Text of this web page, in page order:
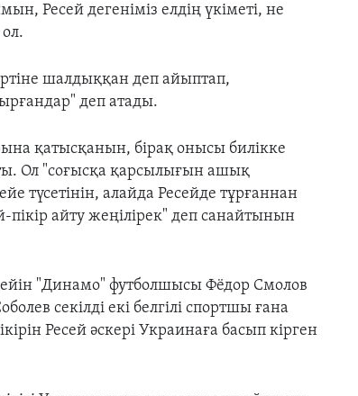
Ресей дегеніміз елдің үкіметі, не
шалдыққан деп айыптап,
деп атады.
қатысқанын, бірақ онысы билікке
Ол "соғысқа қарсылығын ашық
түсетінін, алайда Ресейде тұрғаннан
айту жеңілірек" деп санайтынын
"Динамо" футболшысыФёдор Смолов
секілді екі белгілі спортшы ғана
Ресей әскері Украинаға басып кірген